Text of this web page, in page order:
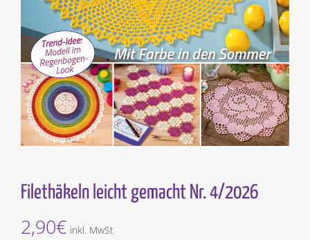
Filethäkeln leicht gemacht Nr. 4/2026
2,90€ inkl. MwSt